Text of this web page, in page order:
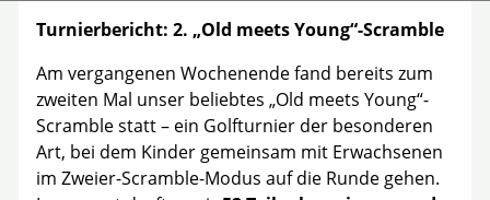
Turnierbericht: 2. „Old meets Young“-Scramble
Am vergangenen Wochenende fand bereits zum
zweiten Mal unser beliebtes „Old meets Young“-
Scramble statt – ein Golfturnier der besonderen
Art, bei dem Kinder gemeinsam mit Erwachsenen
im Zweier-Scramble-Modus auf die Runde gehen.